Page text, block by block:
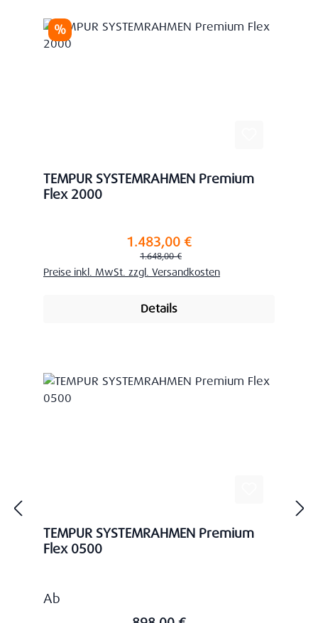
Rabatt
%
TEMPUR SYSTEMRAHMEN Premium
Flex 2000
Verkaufspreis:1.483,00 €
Regulärer Preis:
1.648,00 €
Preise inkl. MwSt. zzgl. Versandkosten
Details
TEMPUR SYSTEMRAHMEN Premium
Flex 0500
Regulärer Preis:
Ab